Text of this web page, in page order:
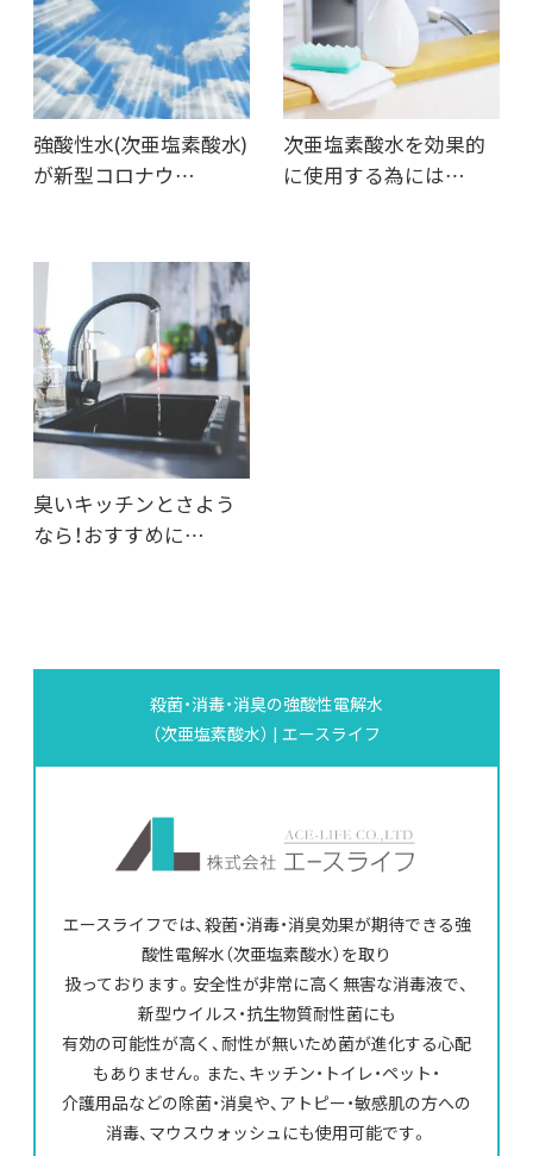
強酸性水(次亜塩素酸水)
が新型コロナウ…
次亜塩素酸水を効果的
に使用する為には…
臭いキッチンとさよう
なら！おすすめに…
殺菌・消毒・消臭の強酸性電解水
（次亜塩素酸水） | エースライフ
エースライフでは、殺菌・消毒・消臭効果が期待できる強
酸性電解水（次亜塩素酸水）を取り
扱っております。安全性が非常に高く無害な消毒液で、
新型ウイルス・抗生物質耐性菌にも
有効の可能性が高く、耐性が無いため菌が進化する心配
もありません。また、キッチン・トイレ・ペット・
介護用品などの除菌・消臭や、アトピー・敏感肌の方への
消毒、マウスウォッシュにも使用可能です。